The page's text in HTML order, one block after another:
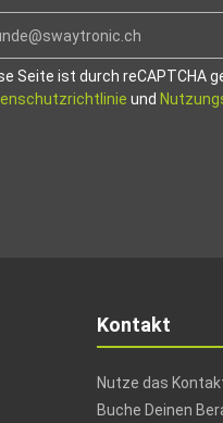
Seite ist durch reCAPTCHA
und
Kontakt
Nutze das
Buche Deinen